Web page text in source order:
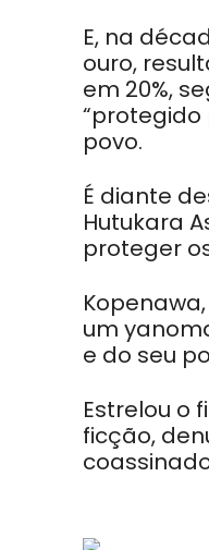
E, na
ouro,
em 20%,
“protegido
povo.
É diante
Hutukara
proteger
um
e do seu
Estrelou o
ficção,